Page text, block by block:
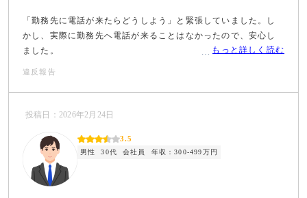
「勤務先に電話が来たらどうしよう」と緊張していました。し
かし、実際に勤務先へ電話が来ることはなかったので、安心し
ました。
もっと詳しく読む
違反報告
投稿日：2026年2月24日
3.5
男性 30代 会社員 年収：300-499万円